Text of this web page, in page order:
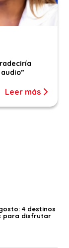
Leer más
4 destinos
para disfrutar